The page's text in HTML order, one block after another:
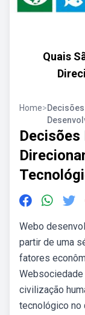
Quais
Home>
Decisões
Webo
partir de uma
fatores
Websociedade
civilização
tecnológico no